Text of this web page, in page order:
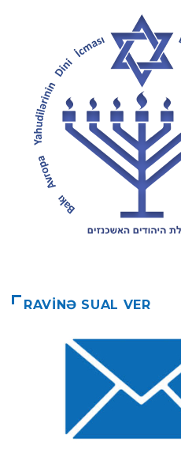
RAVİNƏ SUAL VER